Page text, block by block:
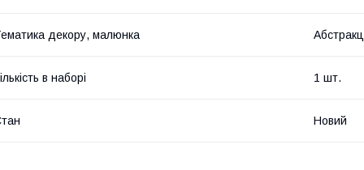
декору, малюнка
в наборі 1 шт.
Новий